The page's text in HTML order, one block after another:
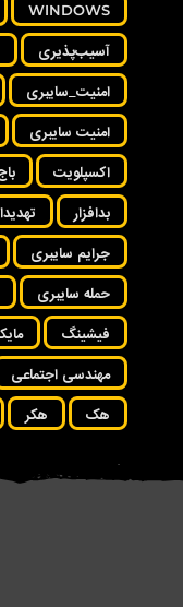
WINDOWS
آسیب‌پذیری
امنیت_سایبری
امنیت سایبری
اکسپلویت
بدافزار
جرایم سایبری
حمله سایبری
فیشینگ
مهندسی اجتماعی
هک هکر